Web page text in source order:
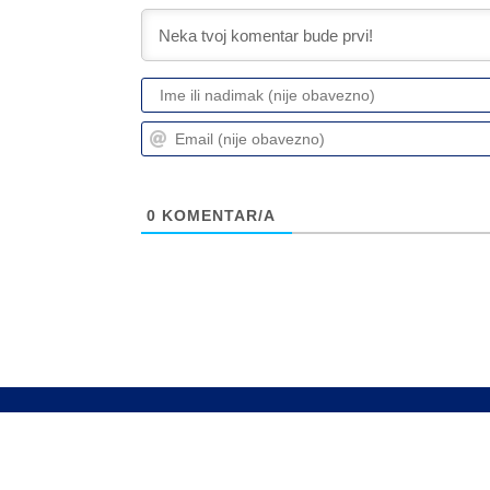
0 KOMENTAR/A